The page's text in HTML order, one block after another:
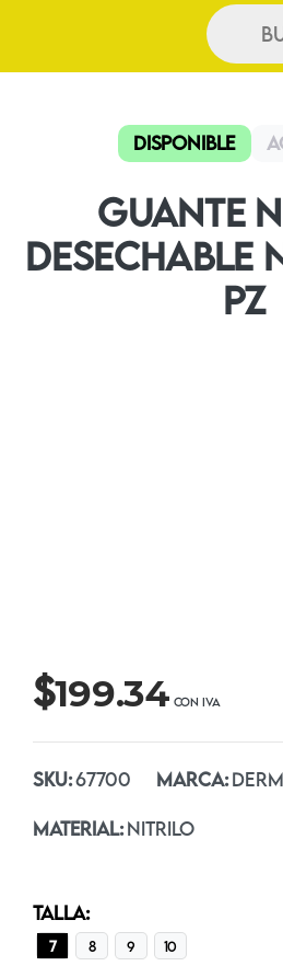
de
Disponible
Guante
Desechable
PZ
$199.34
SKU:67700 MARCA:
MATERIAL: NITRILO
TALLA:
7 8 9 10